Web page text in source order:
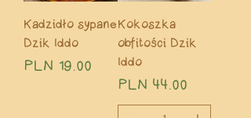
Kadzidło sypane
Dzik Iddo
Price
PLN 19.00
Kokoszka
obfitości Dzik
Iddo
Price
PLN 44.00